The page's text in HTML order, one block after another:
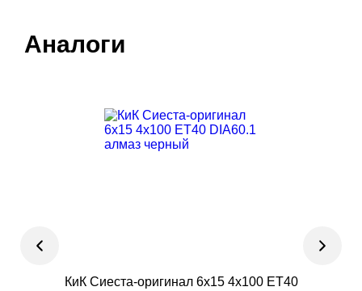
Аналоги
КиК Сиеста-оригинал 6x15 4x100 ET40